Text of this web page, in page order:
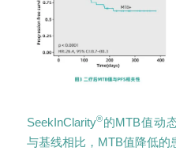
SeekInClarity®的MTB值动
与基线相比，MTB值降低的